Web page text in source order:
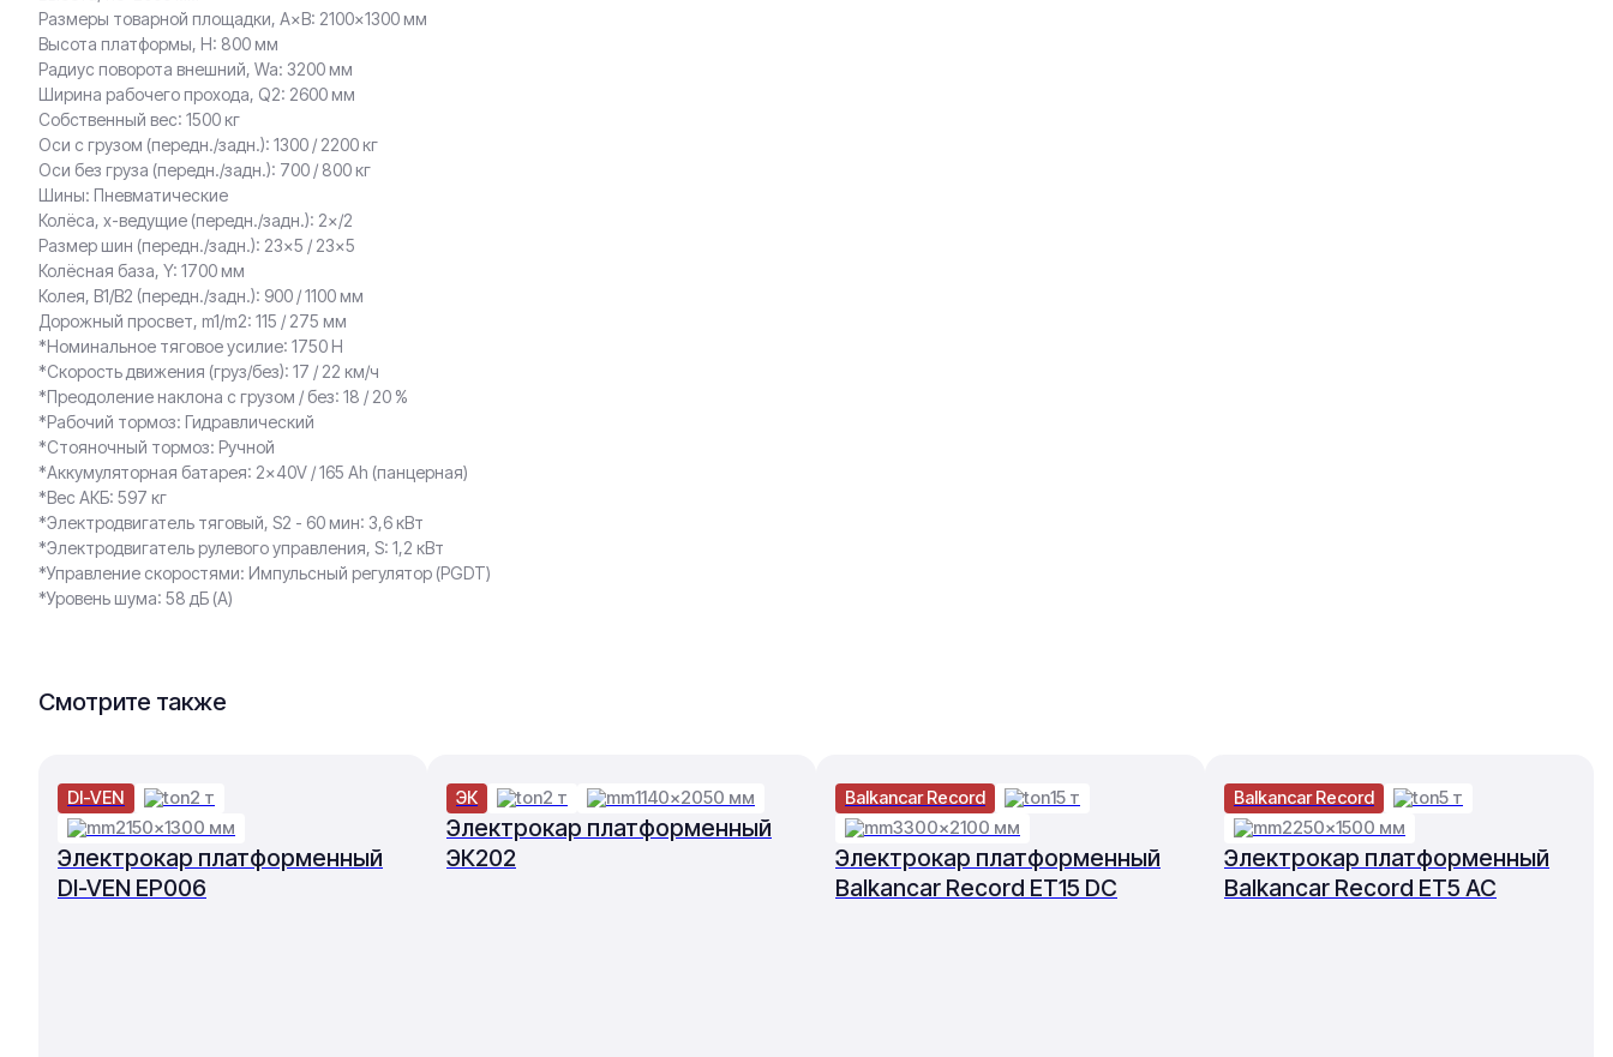
Размеры товарной площадки, A×B: 2100×1300 мм
Высота платформы, H: 800 мм
Радиус поворота внешний, Wa: 3200 мм
Ширина рабочего прохода, Q2: 2600 мм
Собственный вес: 1500 кг
Оси с грузом (передн./задн.): 1300 / 2200 кг
Оси без груза (передн./задн.): 700 / 800 кг
Шины: Пневматические
Колёса, x-ведущие (передн./задн.): 2×/2
Размер шин (передн./задн.): 23×5 / 23×5
Колёсная база, Y: 1700 мм
Колея, B1/B2 (передн./задн.): 900 / 1100 мм
Дорожный просвет, m1/m2: 115 / 275 мм
*Номинальное тяговое усилие: 1750 Н
*Скорость движения (груз/без): 17 / 22 км/ч
*Преодоление наклона c грузом / без: 18 / 20 %
*Рабочий тормоз: Гидравлический
*Стояночный тормоз: Ручной
*Аккумуляторная батарея: 2×40V / 165 Ah (панцерная)
*Вес АКБ: 597 кг
*Электродвигатель тяговый, S2 - 60 мин: 3,6 кВт
*Электродвигатель рулевого управления, S: 1,2 кВт
*Управление скоростями: Импульсный регулятор (PGDT)
*Уровень шума: 58 дБ (А)
Смотрите также
Электрокар платформенный
DI-VEN EP006
DI-VEN
2 т
2150×1300 мм
Электрокар платформенный
ЭК202
ЭК 2 т 1140×2050 мм
Электрокар платформенный
Balkancar Record ET15 DC
Balkancar Record
15 т
3300×2100 мм
Электрокар платформенный
Balkancar Record ET5 AC
Balkancar Record
5 т
2250×1500 мм